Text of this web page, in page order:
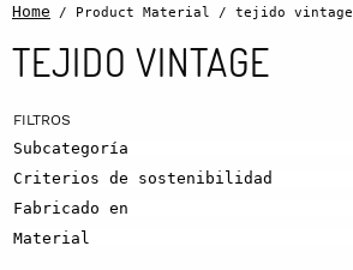
Home / Product Material / tejido vintage
TEJIDO VINTAGE
Subcategoría
Criterios de sostenibilidad
Fabricado en
Material